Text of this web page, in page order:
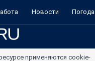
Новости Погода
применяются cookie-